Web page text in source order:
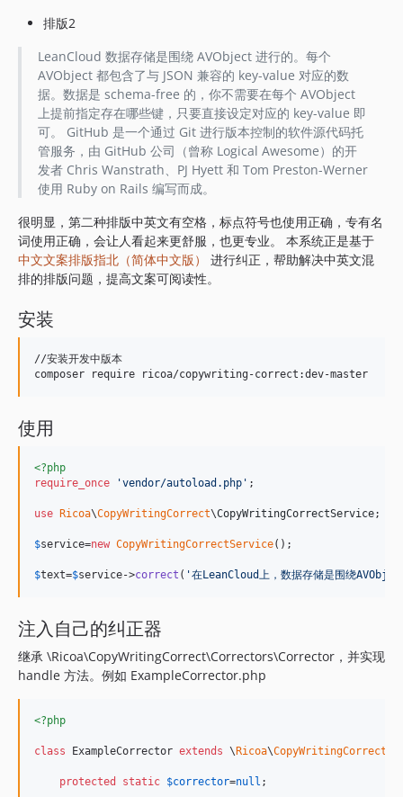
排版2
LeanCloud 数据存储是围绕 AVObject 进行的。每个
AVObject 都包含了与 JSON 兼容的 key-value 对应的数
据。数据是 schema-free 的，你不需要在每个 AVObject
上提前指定存在哪些键，只要直接设定对应的 key-value 即
可。 GitHub 是一个通过 Git 进行版本控制的软件源代码托
管服务，由 GitHub 公司（曾称 Logical Awesome）的开
发者 Chris Wanstrath、PJ Hyett 和 Tom Preston-Werner
使用 Ruby on Rails 编写而成。
很明显，第二种排版中英文有空格，标点符号也使用正确，专有名
词使用正确，会让人看起来更舒服，也更专业。 本系统正是基于
中文文案排版指北（简体中文版）
进行纠正，帮助解决中英文混
排的排版问题，提高文案可阅读性。
安装
//安装开发中版本
使用
<?php
require_once
'vendor/autoload.php ' ;
use Ricoa\CopyWritingCorrect\CopyWritingCorrectService;
$service=new CopyWritingCorrectService();
$text=$service->correct ( '在LeanCloud上，数据存储是围绕
注入自己的纠正器
继承 \Ricoa\CopyWritingCorrect\Correctors\Corrector，并实现
handle 方法。例如 ExampleCorrector.php
<?php
class ExampleCorrector extends \ Ricoa\CopyWritingCorrect
protected static $corrector=null ;